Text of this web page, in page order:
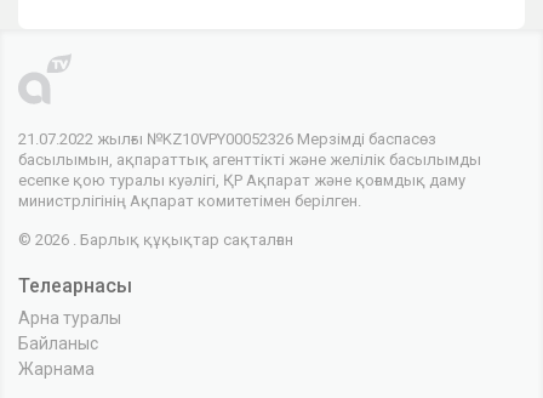
21.07.2022 жылғы №KZ10VPY00052326 Мерзімді баспасөз
басылымын, ақпараттық агенттікті және желілік басылымды
есепке қою туралы куәлігі, ҚР Ақпарат және қоғамдық даму
министрлігінің Ақпарат комитетімен берілген.
© 2026 . Барлық құқықтар сақталған
Телеарнасы
Арна туралы
Байланыс
Жарнама